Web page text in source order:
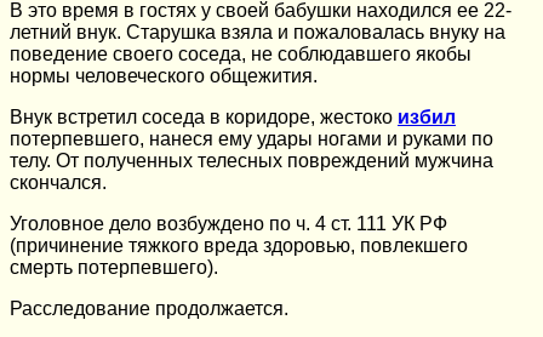
В это время в гостях у своей бабушки находился ее 22-
летний внук. Старушка взяла и пожаловалась внуку на
поведение своего соседа, не соблюдавшего якобы
нормы человеческого общежития.
Внук встретил соседа в коридоре, жестоко избил
потерпевшего, нанеся ему удары ногами и руками по
телу. От полученных телесных повреждений мужчина
скончался.
Уголовное дело возбуждено по ч. 4 ст. 111 УК РФ
(причинение тяжкого вреда здоровью, повлекшего
смерть потерпевшего).
Расследование продолжается.